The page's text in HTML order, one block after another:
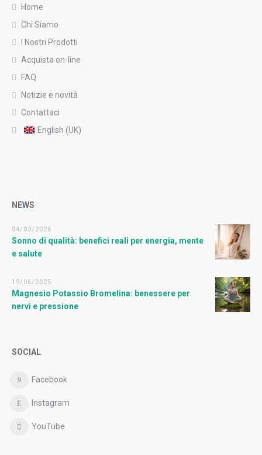
Home
Chi Siamo
I Nostri Prodotti
Acquista on-line
FAQ
Notizie e novità
Contattaci
English (UK)
NEWS
04/03/2026
Sonno di qualità: benefici reali per energia, mente
e salute
19/06/2025
Magnesio Potassio Bromelina: benessere per
nervi e pressione
SOCIAL
Facebook
Instagram
YouTube